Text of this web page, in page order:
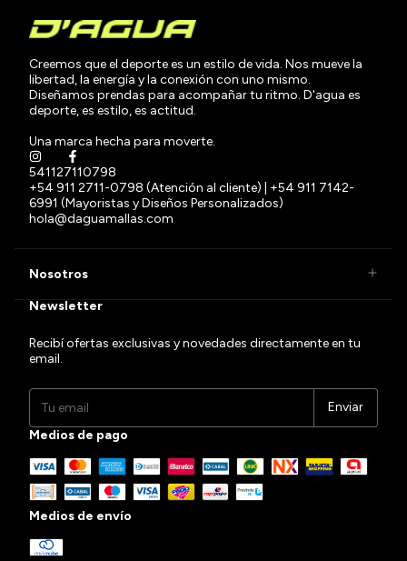
Creemos que el deporte es un estilo de vida. Nos mueve la
libertad, la energía y la conexión con uno mismo.
Diseñamos prendas para acompañar tu ritmo. D'agua es
deporte, es estilo, es actitud.
Una marca hecha para moverte.
541127110798
+54 911 2711-0798 (Atención al cliente) | +54 911 7142-
6991 (Mayoristas y Diseños Personalizados)
hola@daguamallas.com
Nosotros
Newsletter
Recibí ofertas exclusivas y novedades directamente en tu
email.
Medios de pago
Medios de envío